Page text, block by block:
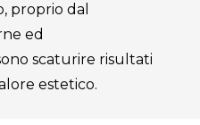
proprio dal
ed
scaturire risultati
estetico.